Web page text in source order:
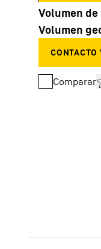
Volumen de
Volumen
Comparar